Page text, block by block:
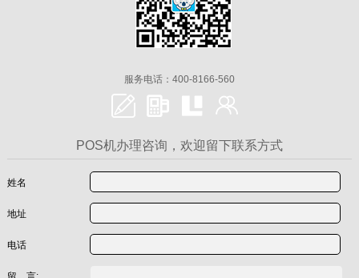
服务电话：400-8166-560
POS机办理咨询，欢迎留下联系方式
姓名
地址
电话